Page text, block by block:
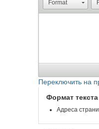
Format
Переключить на
Формат текста
Адреса